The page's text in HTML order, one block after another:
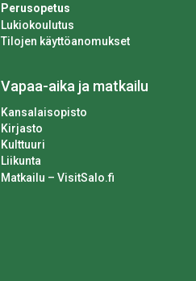
Perusopetus
Lukiokoulutus
Tilojen käyttöanomukset
Vapaa-aika ja matkailu
Kansalaisopisto
Kirjasto
Kulttuuri
Liikunta
Matkailu – VisitSalo.fi